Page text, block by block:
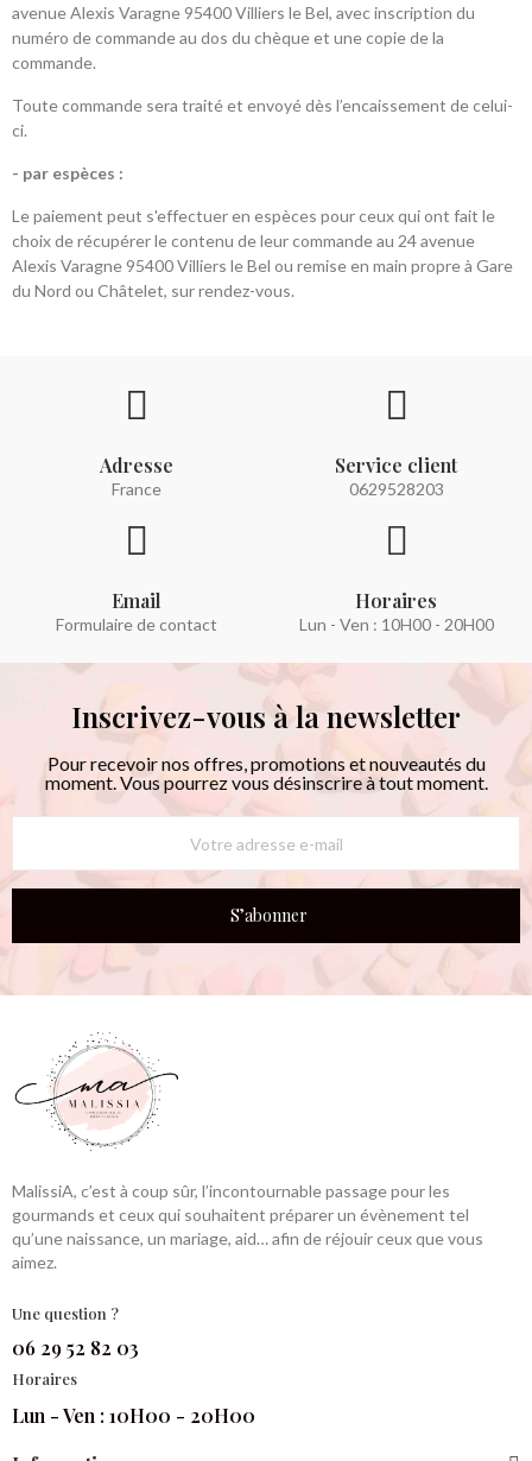
avenue Alexis Varagne 95400 Villiers le Bel, avec inscription du
numéro de commande au dos du chèque et une copie de la
commande.
Toute commande sera traité et envoyé dès l’encaissement de celui-
ci.
- par espèces :
Le paiement peut s'effectuer en espèces pour ceux qui ont fait le
choix de récupérer le contenu de leur commande au 24 avenue
Alexis Varagne 95400 Villiers le Bel ou remise en main propre à Gare
du Nord ou Châtelet, sur rendez-vous.
Adresse
France
Service client
0629528203
Email
Formulaire de contact
Horaires
Lun - Ven : 10H00 - 20H00
Inscrivez-vous à la newsletter
Pour recevoir nos offres, promotions et nouveautés du
moment. Vous pourrez vous désinscrire à tout moment.
S’abonner
MalissiA, c’est à coup sûr, l’incontournable passage pour les
gourmands et ceux qui souhaitent préparer un évènement tel
qu’une naissance, un mariage, aid… afin de réjouir ceux que vous
aimez.
Une question ?
06 29 52 82 03
Horaires
Lun - Ven : 10H00 - 20H00